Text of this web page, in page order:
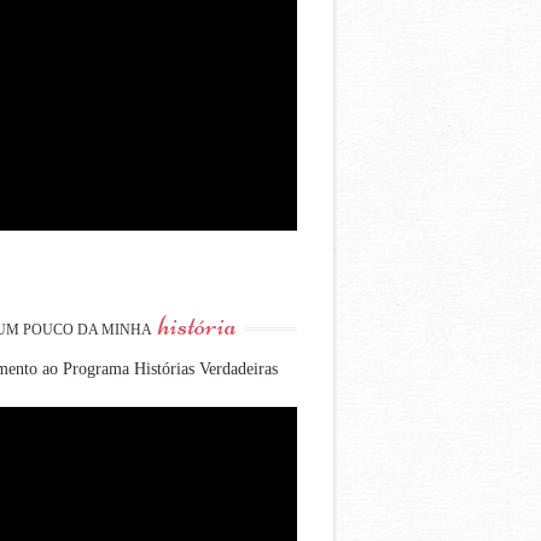
POUCO DA MINHA história
ao Programa Histórias Verdadeiras